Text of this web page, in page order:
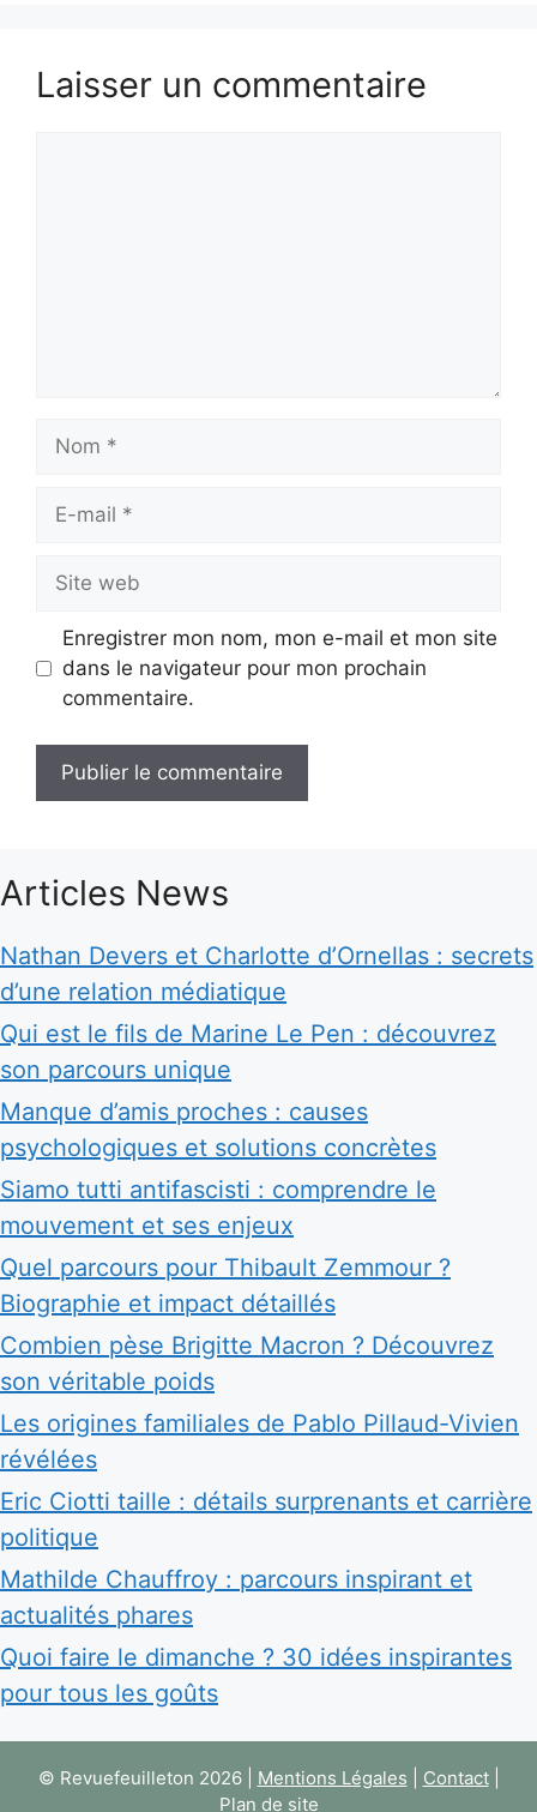
Laisser un commentaire
Nom
Site
web
Enregistrer mon nom, mon e-mail et mon site
dans le navigateur pour mon prochain
commentaire.
Articles News
Nathan Devers et Charlotte d’Ornellas : secrets
d’une relation médiatique
Qui est le fils de Marine Le Pen : découvrez
son parcours unique
Manque d’amis proches : causes
psychologiques et solutions concrètes
Siamo tutti antifascisti : comprendre le
mouvement et ses enjeux
Quel parcours pour Thibault Zemmour ?
Biographie et impact détaillés
Combien pèse Brigitte Macron ? Découvrez
son véritable poids
Les origines familiales de Pablo Pillaud-Vivien
révélées
Eric Ciotti taille : détails surprenants et carrière
politique
Mathilde Chauffroy : parcours inspirant et
actualités phares
Quoi faire le dimanche ? 30 idées inspirantes
pour tous les goûts
© Revuefeuilleton 2026 | Mentions Légales Contact|
Plan de site